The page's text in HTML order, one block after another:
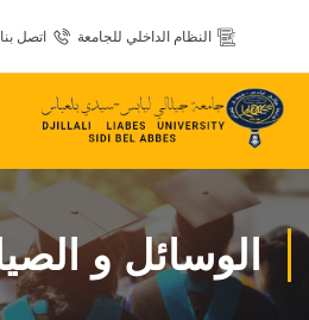
النظام الداخلي للجامعة اتصل بنا
الوسائل و